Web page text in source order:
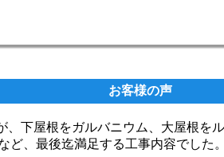
お客様の声
下屋根をガルバニウム、大屋根を
、最後迄満足する工事内容でした。